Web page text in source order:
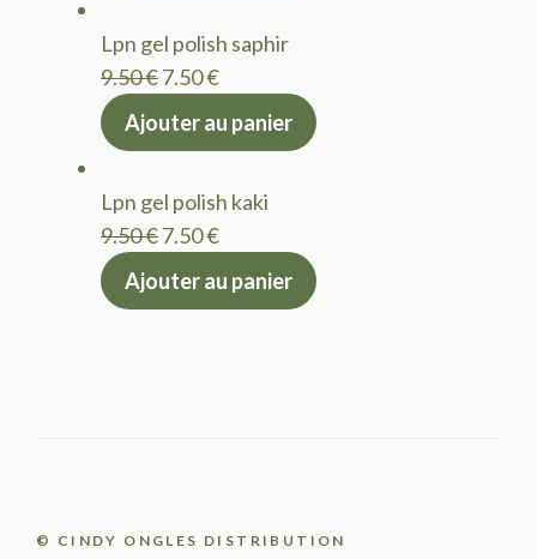
9.50 €.7.50 €.
Lpn gel polish saphir
9.50€Le
prix
9.50 €.
7.50€Le
actuel
7.50 €.
Ajouter au panier
Lpn gel polish kaki
9.50€Le
prix
7.50€Le
actuel
Ajouter au panier
© CINDY ONGLES DISTRIBUTION